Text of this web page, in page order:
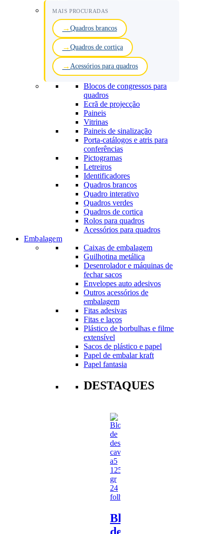
MAIS PROCURADAS
Quadros brancos
Quadros de cortiça
Acessórios para quadros
Blocos de congressos para
quadros
Ecrã de projecção
Paineis
Vitrinas
Paineis de sinalização
Porta-catálogos e atris para
conferências
Pictogramas
Letreiros
Identificadores
Quadros brancos
Quadro interativo
Quadros verdes
Quadros de cortiça
Rolos para quadros
Acessórios para quadros
Embalagem
Caixas de embalagem
Guilhotina metálica
Desenrolador e máquinas de
fechar sacos
Envelopes auto adesivos
Outros acessórios de
embalagem
Fitas adesivas
Fitas e laços
Plástico de borbulhas e filme
extensível
Sacos de plástico e papel
Papel de embalar kraft
Papel fantasia
DESTAQUES
Bloco
de